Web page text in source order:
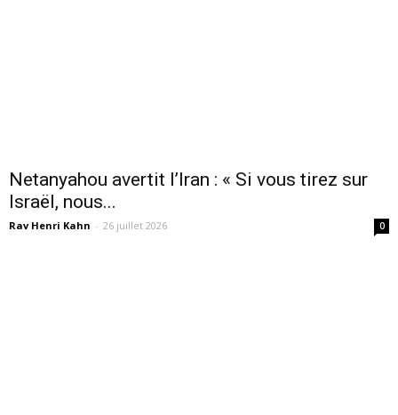
Netanyahou avertit l’Iran : « Si vous tirez sur
Israël, nous...
Rav Henri Kahn - 26 juillet 2026 0